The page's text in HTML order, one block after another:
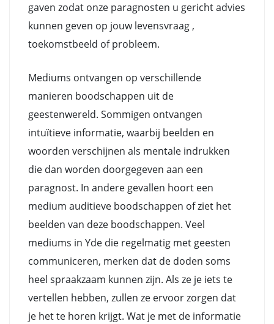
gaven zodat onze paragnosten u gericht advies
kunnen geven op jouw levensvraag ,
toekomstbeeld of probleem.
Mediums ontvangen op verschillende
manieren boodschappen uit de
geestenwereld. Sommigen ontvangen
intuïtieve informatie, waarbij beelden en
woorden verschijnen als mentale indrukken
die dan worden doorgegeven aan een
paragnost. In andere gevallen hoort een
medium auditieve boodschappen of ziet het
beelden van deze boodschappen. Veel
mediums in Yde die regelmatig met geesten
communiceren, merken dat de doden soms
heel spraakzaam kunnen zijn. Als ze je iets te
vertellen hebben, zullen ze ervoor zorgen dat
je het te horen krijgt. Wat je met de informatie